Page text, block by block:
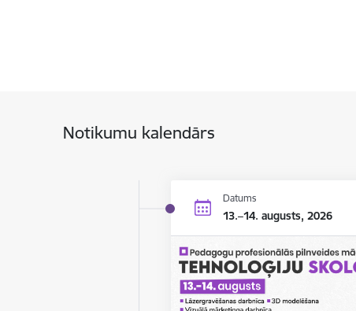
Notikumu kalendārs
Datums
13.–14. augusts, 2026